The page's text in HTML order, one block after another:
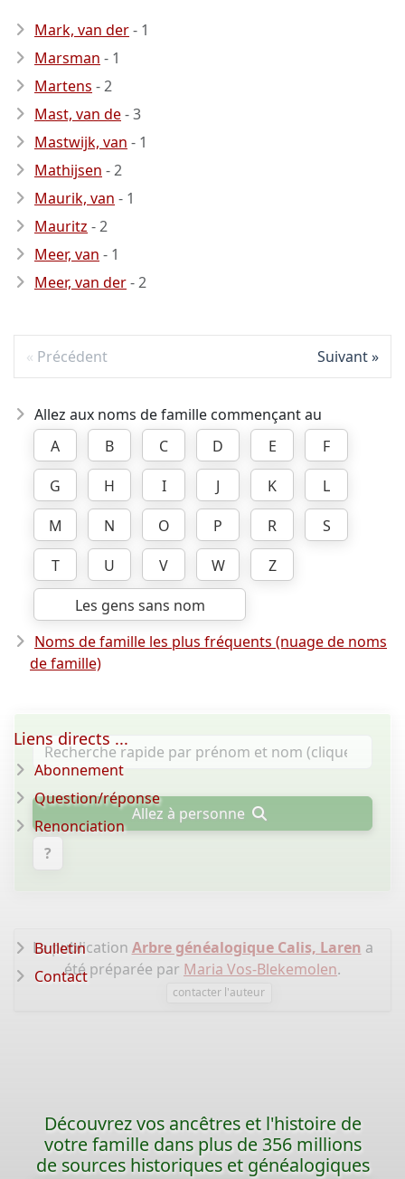
Mark, van der- 1
Marsman - 1
Martens - 2
Mast, van de- 3
Mastwijk, van - 1
Mathijsen - 2
Maurik, van - 1
Mauritz - 2
Meer, van - 1
Meer, van der- 2
Précédent Suivant
Allez aux noms de famille commençant au
A
B C D E
F
G
H I J K
L
M
N O P R
S
T
U V W
Z
Les gens sans nom
Noms de famille les plus fréquents (nuage de noms
de famille)
Allez à personne
?
La publication Arbre généalogique Calis, Laren a
été préparée par Maria Vos-Blekemolen.
contacter l'auteur
Liens directs ...
Abonnement
Question/réponse
Renonciation
Bulletin
Contact
Découvrez vos ancêtres et l'histoire de
votre famille dans plus de 356 millions
de sources historiques et généalogiques